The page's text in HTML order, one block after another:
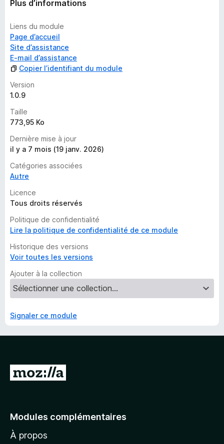
Plus d’informations
Liens du module
Page d’accueil
Site d’assistance
E-mail d’assistance
Copier l’identifiant du module
Version
1.0.9
Taille
773,95 Ko
Dernière mise à jour
il y a 7 mois (19 janv. 2026)
Catégories associées
Autre
Licence
Tous droits réservés
Politique de confidentialité
Lire la politique de confidentialité de ce module
Historique des versions
Voir toutes les versions
Ajouter à la collection
Signaler ce module
A
e
à
Modules complémentaires
À propos